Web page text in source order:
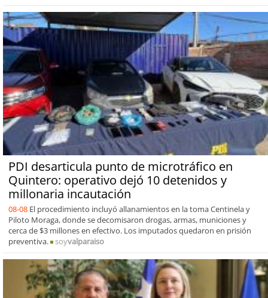
PDI desarticula punto de microtráfico en
Quintero: operativo dejó 10 detenidos y
millonaria incautación
08-08 El procedimiento incluyó allanamientos en la toma Centinela y
Piloto Moraga, donde se decomisaron drogas, armas, municiones y
cerca de $3 millones en efectivo. Los imputados quedaron en prisión
preventiva.
soyvalparaiso